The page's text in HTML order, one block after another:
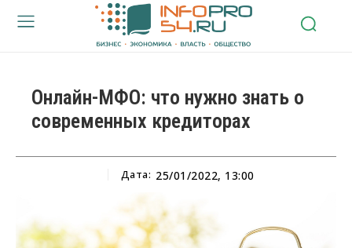
Онлайн-МФО: что нужно знать о
современных кредиторах
Дата: 25/01/2022, 13:00